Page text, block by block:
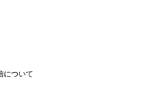
について